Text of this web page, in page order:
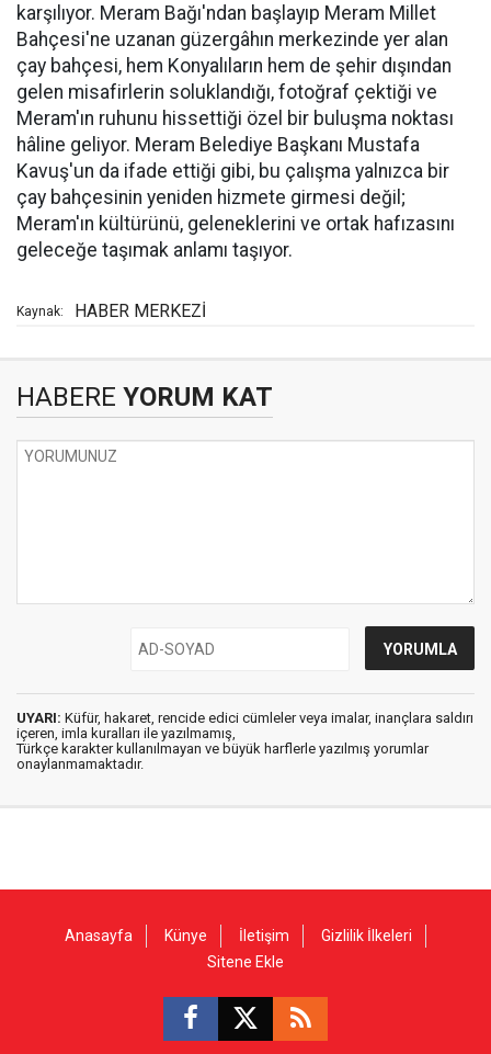
karşılıyor. Meram Bağı'ndan başlayıp Meram Millet
Bahçesi'ne uzanan güzergâhın merkezinde yer alan
çay bahçesi, hem Konyalıların hem de şehir dışından
gelen misafirlerin soluklandığı, fotoğraf çektiği ve
Meram'ın ruhunu hissettiği özel bir buluşma noktası
hâline geliyor. Meram Belediye Başkanı Mustafa
Kavuş'un da ifade ettiği gibi, bu çalışma yalnızca bir
çay bahçesinin yeniden hizmete girmesi değil;
Meram'ın kültürünü, geleneklerini ve ortak hafızasını
geleceğe taşımak anlamı taşıyor.
Kaynak: HABER MERKEZİ
HABERE YORUM KAT
UYARI: Küfür, hakaret, rencide edici cümleler veya imalar, inançlara saldırı
içeren, imla kuralları ile yazılmamış,
Türkçe karakter kullanılmayan ve büyük harflerle yazılmış yorumlar
onaylanmamaktadır.
Anasayfa Künye İletişim
Gizlilik İlkeleri
Sitene Ekle